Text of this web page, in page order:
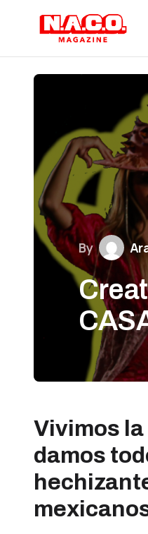
By
Vivimos la
damos